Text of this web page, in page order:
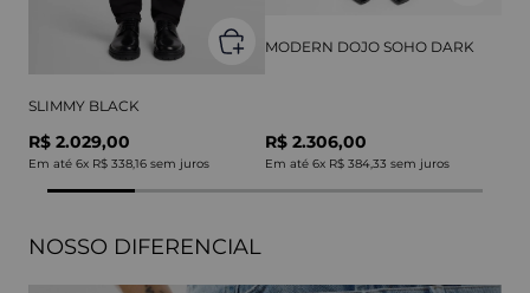
SLIMMY BLACK
R$ 2.029,00
Em até 6x R$ 338,16 sem juros
MODERN DOJO SOHO DARK
R$ 2.306,00
Em até 6x R$ 384,33 sem juros
NOSSO DIFERENCIAL